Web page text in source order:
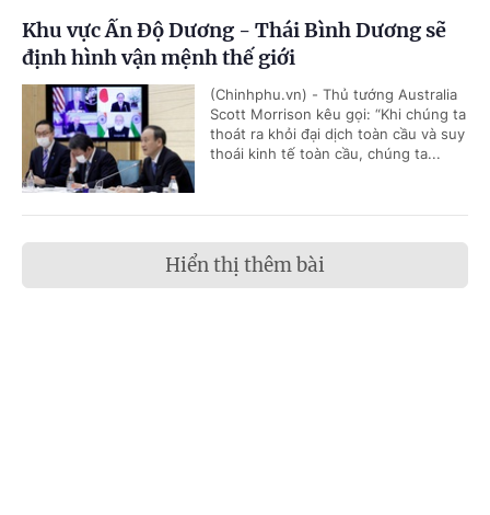
Khu vực Ấn Độ Dương - Thái Bình Dương sẽ
định hình vận mệnh thế giới
(Chinhphu.vn) - Thủ tướng Australia
Scott Morrison kêu gọi: “Khi chúng ta
thoát ra khỏi đại dịch toàn cầu và suy
thoái kinh tế toàn cầu, chúng ta...
Hiển thị thêm bài